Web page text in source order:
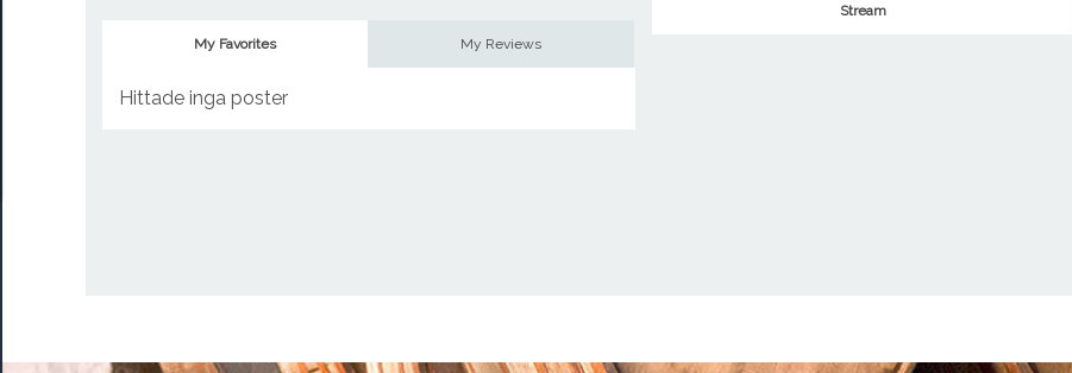
My Favorites My Reviews
Hittade inga poster
Stream